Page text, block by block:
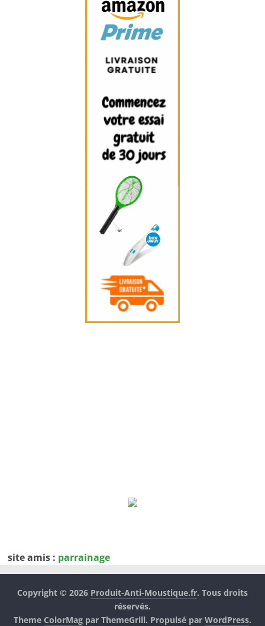
site amis : parrainage
Copyright © 2026 Produit-Anti-Moustique.fr. Tous droits
réservés.
Theme ColorMagpar ThemeGrill. Propulsé par WordPress.